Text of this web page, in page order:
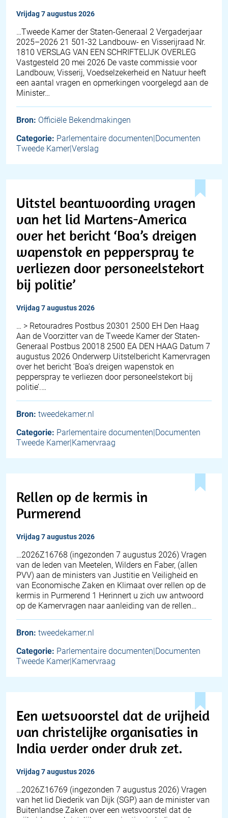
vrijdag 7 augustus 2026
…Tweede Kamer der Staten-Generaal 2 Vergaderjaar
2025–2026 21 501-32 Landbouw- en Visserijraad Nr.
1810 VERSLAG VAN EEN SCHRIFTELIJK OVERLEG
Vastgesteld 20 mei 2026 De vaste commissie voor
Landbouw, Visserij, Voedselzekerheid en Natuur heeft
een aantal vragen en opmerkingen voorgelegd aan de
Minister…
Bron: Officiële Bekendmakingen
Categorie: Parlementaire documenten|Documenten
Tweede Kamer|Verslag
Uitstel beantwoording vragen
van het lid Martens-America
over het bericht ‘Boa’s dreigen
wapenstok en pepperspray te
verliezen door personeelstekort
bij politie’
vrijdag 7 augustus 2026
… > Retouradres Postbus 20301 2500 EH Den Haag
Aan de Voorzitter van de Tweede Kamer der Staten-
Generaal Postbus 20018 2500 EA DEN HAAG Datum 7
augustus 2026 Onderwerp Uitstelbericht Kamervragen
over het bericht ‘Boa’s dreigen wapenstok en
pepperspray te verliezen door personeelstekort bij
politie’.…
Bron: tweedekamer.nl
Categorie: Parlementaire documenten|Documenten
Tweede Kamer|Kamervraag
Rellen op de kermis in
Purmerend
vrijdag 7 augustus 2026
… 2026Z16768 (ingezonden 7 augustus 2026) Vragen
van de leden van Meetelen, Wilders en Faber, (allen
PVV) aan de ministers van Justitie en Veiligheid en
van Economische Zaken en Klimaat over rellen op de
kermis in Purmerend 1 Herinnert u zich uw antwoord
op de Kamervragen naar aanleiding van de rellen…
Bron: tweedekamer.nl
Categorie: Parlementaire documenten|Documenten
Tweede Kamer|Kamervraag
Een wetsvoorstel dat de vrijheid
van christelijke organisaties in
India verder onder druk zet.
vrijdag 7 augustus 2026
… 2026Z16769 (ingezonden 7 augustus 2026) Vragen
van het lid Diederik van Dijk (SGP) aan de minister van
Buitenlandse Zaken over een wetsvoorstel dat de